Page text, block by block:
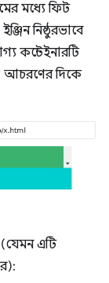
মধ্যে ফিট
নিষ্ঠুরভাবে
কন্টেইনারটি
আচরণের দিকে
এটি